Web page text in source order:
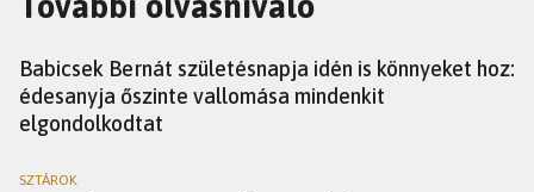
Babicsek Bernát születésnapja idén is könnyeket hoz:
édesanyja őszinte vallomása mindenkit
elgondolkodtat
SZTÁROK